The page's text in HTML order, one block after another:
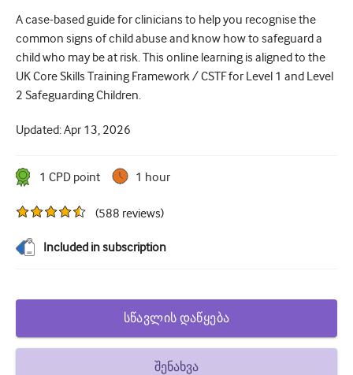
ალერგია
კარდიოლოგია
ხანდაზმულებზე ზრუნვა
დერმატოლოგია
დიაბეტი და ენდოკრინოლოგია
ოტორინოლარინგოლოგია
ჰემატოლოგია
Ინფექციური დაავადებები
ფსიქიკური ჯანმრთელობის
A case-based guide for clinicians to help you recognise the
common signs of child abuse and know how to safeguard a
child who may be at risk. This online learning is aligned to the
UK Core Skills Training Framework / CSTF for Level 1 and Level
2 Safeguarding Children.
Updated:Apr 13, 2026
1 CPD point 1 hour
(588 reviews)
Included in subscription
სწავლის დაწყება
შენახვა